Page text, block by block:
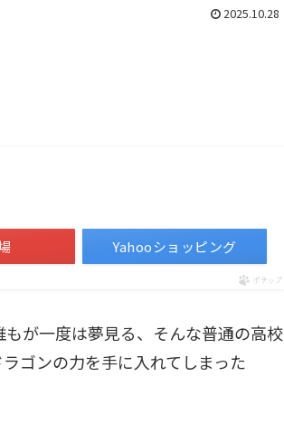
2025.10.28
Yahooショッピング
ポチップ
が一度は夢見る、そんな普通の高校
ゴンの力を手に入れてしまった